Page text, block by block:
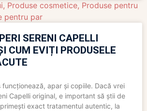
, Produse cosmetice, Produse pentru
pentru par
SERENI CAPELLI
CUM EVIȚI PRODUSELE
funcționează, apar și copiile. Dacă vrei
Capelli original, e important să știi de
exact tratamentul autentic, la